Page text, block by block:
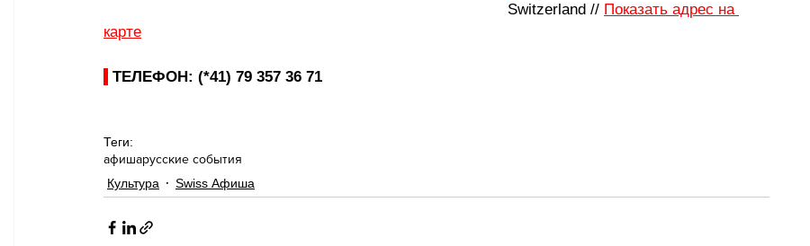
Switzerland // Показать адрес на
карте
ТЕЛЕФОН: (*41) 79 357 36 71
Теги:
афишарусские события
Культура
Swiss Афиша